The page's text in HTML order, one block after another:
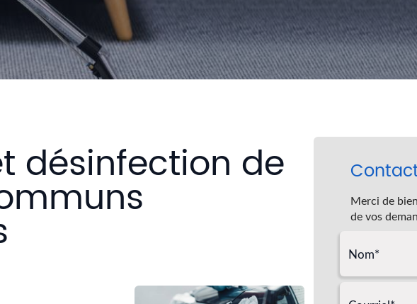
désinfection de
Merci de
de vos